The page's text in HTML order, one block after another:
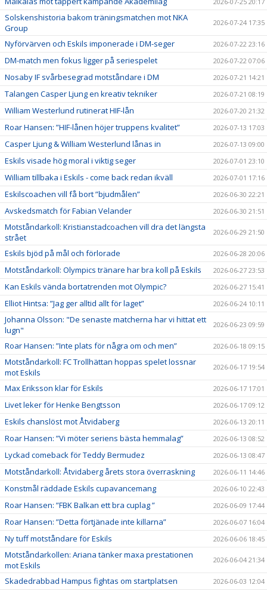
Solskenshistoria bakom träningsmatchen mot NKA
Group
2026-07-24 17:35
Nyförvärven och Eskils imponerade i DM-seger 2026-07-22 23:16
DM-match men fokus ligger på seriespelet 2026-07-22 07:06
Nosaby IF svårbesegrad motståndare i DM 2026-07-21 14:21
Talangen Casper Ljung en kreativ tekniker 2026-07-21 08:19
William Westerlund rutinerat HIF-lån 2026-07-20 21:32
Roar Hansen: ”HIF-lånen höjer truppens kvalitet” 2026-07-13 17:03
Casper Ljung & William Westerlund lånas in 2026-07-13 09:00
Eskils visade hög moral i viktig seger 2026-07-01 23:10
William tillbaka i Eskils - come back redan ikväll 2026-07-01 17:16
Eskilscoachen vill få bort ”bjudmålen” 2026-06-30 22:21
Avskedsmatch för Fabian Velander 2026-06-30 21:51
Motståndarkoll: Kristianstadcoachen vill dra det längsta
strået
2026-06-29 21:50
Eskils bjöd på mål och förlorade 2026-06-28 20:06
Motståndarkoll: Olympics tränare har bra koll på Eskils 2026-06-27 23:53
Kan Eskils vända bortatrenden mot Olympic? 2026-06-27 15:41
Elliot Hintsa: ”Jag ger alltid allt för laget” 2026-06-24 10:11
Johanna Olsson: "De senaste matcherna har vi hittat ett
lugn"
2026-06-23 09:59
Roar Hansen: ”Inte plats för några om och men” 2026-06-18 09:15
Motståndarkoll: FC Trollhättan hoppas spelet lossnar
mot Eskils
2026-06-17 19:54
Max Eriksson klar för Eskils 2026-06-17 17:01
Livet leker för Henke Bengtsson 2026-06-17 09:12
Eskils chanslöst mot Åtvidaberg 2026-06-13 20:11
Roar Hansen: ”Vi möter seriens bästa hemmalag” 2026-06-13 08:52
Lyckad comeback för Teddy Bermudez 2026-06-13 08:47
Motståndarkoll: Åtvidaberg årets stora överraskning 2026-06-11 14:46
Konstmål räddade Eskils cupavancemang 2026-06-10 22:43
Roar Hansen: ”FBK Balkan ett bra cuplag ” 2026-06-09 17:44
Roar Hansen: ”Detta förtjänade inte killarna” 2026-06-07 16:04
Ny tuff motståndare för Eskils 2026-06-06 18:45
Motståndarkollen: Ariana tänker maxa prestationen
mot Eskils
2026-06-04 21:34
Skadedrabbad Hampus fightas om startplatsen 2026-06-03 12:04